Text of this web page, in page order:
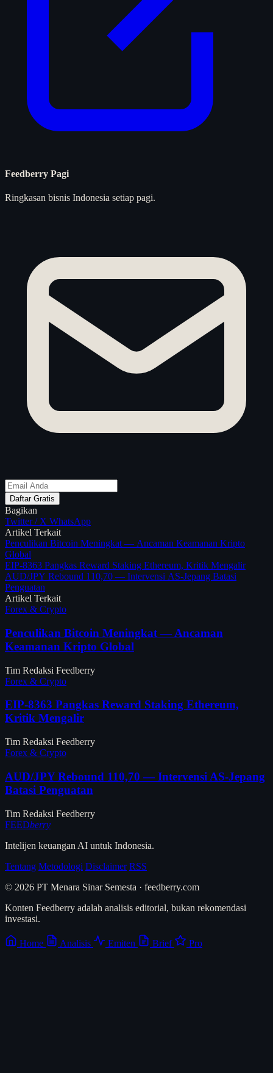
Feedberry Pagi
Ringkasan bisnis Indonesia setiap pagi.
Daftar Gratis
Bagikan
Twitter / X WhatsApp
Artikel Terkait
Penculikan Bitcoin Meningkat — Ancaman Keamanan Kripto
Global
EIP-8363 Pangkas Reward Staking Ethereum, Kritik Mengalir
AUD/JPY Rebound 110,70 — Intervensi AS-Jepang Batasi
Penguatan
Artikel Terkait
Forex & Crypto
Penculikan Bitcoin Meningkat — Ancaman
Keamanan Kripto Global
Tim Redaksi Feedberry
Forex & Crypto
EIP-8363 Pangkas Reward Staking Ethereum,
Kritik Mengalir
Tim Redaksi Feedberry
Forex & Crypto
AUD/JPY Rebound 110,70 — Intervensi AS-Jepang
Batasi Penguatan
Tim Redaksi Feedberry
FEEDberry
Intelijen keuangan AI untuk Indonesia.
Tentang Metodologi Disclaimer RSS
© 2026 PT Menara Sinar Semesta · feedberry.com
Konten Feedberry adalah analisis editorial, bukan rekomendasi
investasi.
Home Analisis Emiten Brief Pro